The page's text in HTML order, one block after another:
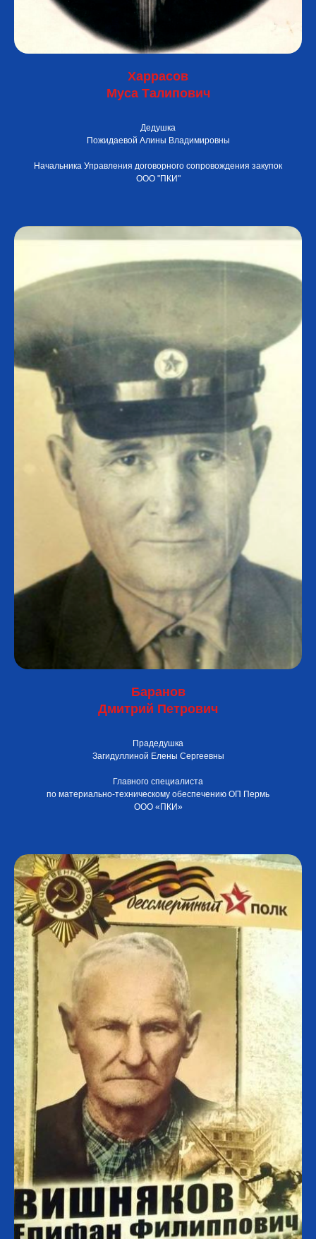
Харрасов
Муса Талипович
Дедушка
Пожидаевой Алины Владимировны
Начальника Управления договорного сопровождения закупок
ООО "ПКИ"
Баранов
Дмитрий Петрович
Прадедушка
Загидуллиной Елены Сергеевны
Главного специалиста
по материально-техническому обеспечению ОП Пермь
ООО «ПКИ»